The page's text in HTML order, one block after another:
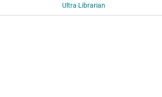
Ultra Librarian